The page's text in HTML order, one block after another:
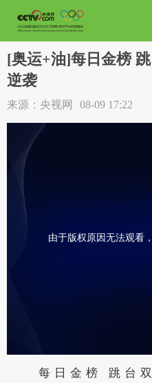
[奥运+油]每日金榜
逆袭
来源：央视网 08-09 17:22
由于版权原因无法观看
每日金榜 跳台双